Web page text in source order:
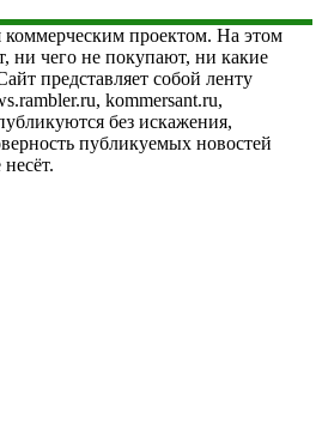
коммерческим проектом. На этом
ни чего не покупают, ни какие
представляет собой ленту
kommersant.ru,
без искажения,
публикуемых новостей